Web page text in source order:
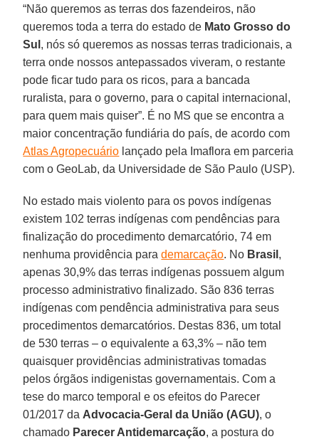
“Não queremos as terras dos fazendeiros, não
queremos toda a terra do estado de Mato Grosso do
Sul , nós só queremos as nossas terras tradicionais, a
terra onde nossos antepassados viveram, o restante
pode ficar tudo para os ricos, para a bancada
ruralista, para o governo, para o capital internacional,
para quem mais quiser”. É no MS que se encontra a
maior concentração fundiária do país, de acordo com
Atlas Agropecuário lançado pela Imaflora em parceria
com o GeoLab, da Universidade de São Paulo (USP).
No estado mais violento para os povos indígenas
existem 102 terras indígenas com pendências para
finalização do procedimento demarcatório, 74 em
nenhuma providência parademarcação. No Brasil ,
apenas 30,9% das terras indígenas possuem algum
processo administrativo finalizado. São 836 terras
indígenas com pendência administrativa para seus
procedimentos demarcatórios. Destas 836, um total
de 530 terras – o equivalente a 63,3% – não tem
quaisquer providências administrativas tomadas
pelos órgãos indigenistas governamentais. Com a
tese do marco temporal e os efeitos do Parecer
01/2017 da Advocacia-Geral da União (AGU), o
chamado Parecer Antidemarcação, a postura do